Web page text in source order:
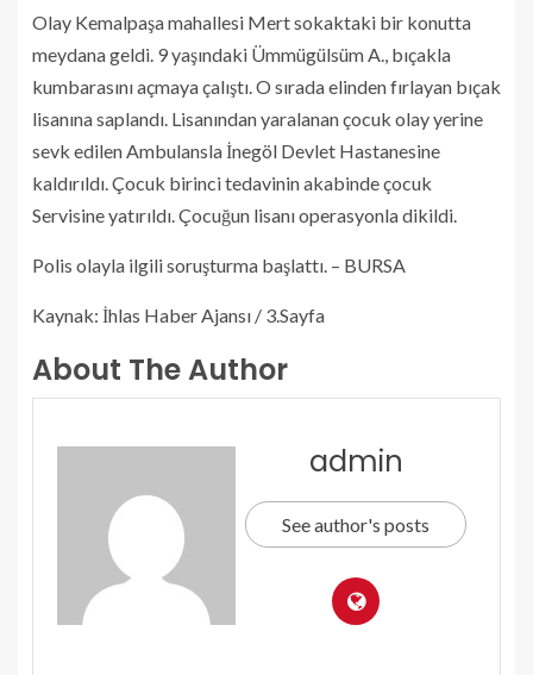
Olay Kemalpaşa mahallesi Mert sokaktaki bir konutta
meydana geldi. 9 yaşındaki Ümmügülsüm A., bıçakla
kumbarasını açmaya çalıştı. O sırada elinden fırlayan bıçak
lisanına saplandı. Lisanından yaralanan çocuk olay yerine
sevk edilen Ambulansla İnegöl Devlet Hastanesine
kaldırıldı. Çocuk birinci tedavinin akabinde çocuk
Servisine yatırıldı. Çocuğun lisanı operasyonla dikildi.
Polis olayla ilgili soruşturma başlattı. – BURSA
Kaynak: İhlas Haber Ajansı / 3.Sayfa
About The Author
admin
See author's posts